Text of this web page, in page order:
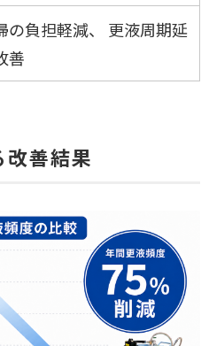
の負担軽減、 更液周期延
善
善結果